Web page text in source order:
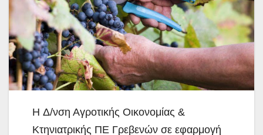
H Δ/νση Αγροτικής Οικονομίας &
Κτηνιατρικής ΠΕ Γρεβενών σε εφαρμογή